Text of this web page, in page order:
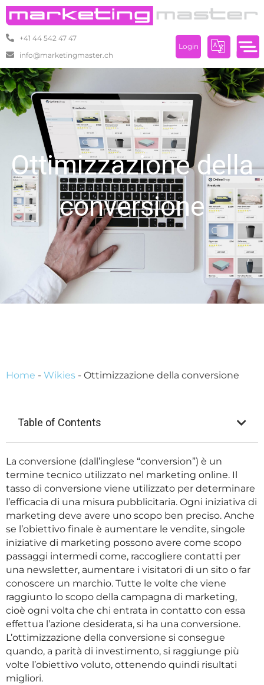
+41 44 542 47 47
info@marketingmaster.ch
Login
Ottimizzazione della
conversione
Home - Wikies - Ottimizzazione della conversione
Table of Contents
La conversione (dall’inglese “conversion”) è un
termine tecnico utilizzato nel marketing online. Il
tasso di conversione viene utilizzato per determinare
l’efficacia di una misura pubblicitaria. Ogni iniziativa di
marketing deve avere uno scopo ben preciso. Anche
se l’obiettivo finale è aumentare le vendite, singole
iniziative di marketing possono avere come scopo
passaggi intermedi come, raccogliere contatti per
una newsletter, aumentare i visitatori di un sito o far
conoscere un marchio. Tutte le volte che viene
raggiunto lo scopo della campagna di marketing,
cioè ogni volta che chi entrata in contatto con essa
effettua l’azione desiderata, si ha una conversione.
L’ottimizzazione della conversione si consegue
quando, a parità di investimento, si raggiunge più
volte l’obiettivo voluto, ottenendo quindi risultati
migliori.